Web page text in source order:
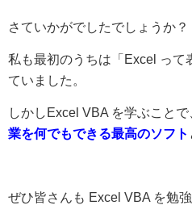
さていかがでしたでしょうか？
私も最初のうちは「Excel って
ていました。
しかしExcel VBA を学ぶこと
業を何でもできる最高のソフト
ぜひ皆さんも Excel VBA を勉